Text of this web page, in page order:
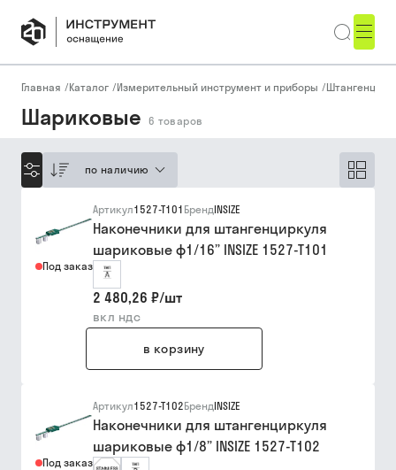
Главная /Каталог /Измерительный инструмент и приборы /
Шариковые 6 товаров
по наличию
Под заказ
Артикул1527-T101 БрендINSIZE
Наконечники для штангенциркуля
шариковые ф1/16” INSIZE 1527-T101
2 480,26 ₽/шт
вкл ндс
в корзину
Под заказ
Артикул1527-T102БрендINSIZE
Наконечники для штангенциркуля
шариковые ф1/8” INSIZE 1527-T102